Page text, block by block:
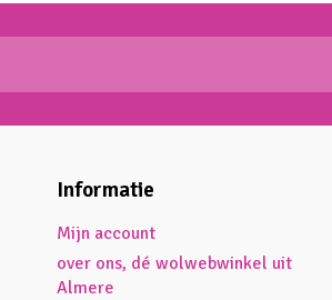
Informatie
Mijn account
over ons, dé wolwebwinkel uit
Almere